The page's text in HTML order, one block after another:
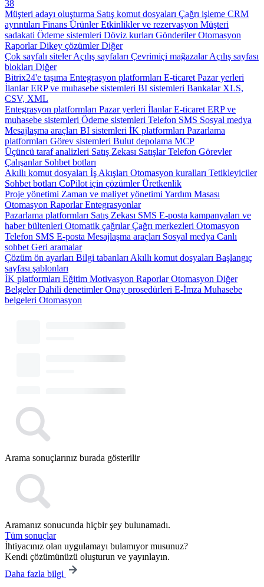
38
Müşteri adayı oluşturma Satış komut dosyaları Çağrı işleme CRM
ayrıntıları Finans Ürünler Etkinlikler ve rezervasyon Müşteri
sadakati Ödeme sistemleri Döviz kurları Gönderiler Otomasyon
Raporlar Dikey çözümler Diğer
Çok sayfalı siteler Açılış sayfaları Çevrimiçi mağazalar Açılış sayfası
blokları Diğer
Bitrix24'e taşıma Entegrasyon platformları E-ticaret Pazar yerleri
İlanlar ERP ve muhasebe sistemleri BI sistemleri Bankalar XLS,
CSV, XML
Entegrasyon platformları Pazar yerleri İlanlar E-ticaret ERP ve
muhasebe sistemleri Ödeme sistemleri Telefon SMS Sosyal medya
Mesajlaşma araçları BI sistemleri İK platformları Pazarlama
platformları Görev sistemleri Bulut depolama MCP
Üçüncü taraf analizleri Satış Zekası Satışlar Telefon Görevler
Çalışanlar Sohbet botları
Akıllı komut dosyaları İş Akışları Otomasyon kuralları Tetikleyiciler
Sohbet botları CoPilot için çözümler Üretkenlik
Proje yönetimi Zaman ve maliyet yönetimi Yardım Masası
Otomasyon Raporlar Entegrasyonlar
Pazarlama platformları Satış Zekası SMS E-posta kampanyaları ve
haber bültenleri Otomatik çağrılar Çağrı merkezleri Otomasyon
Telefon SMS E-posta Mesajlaşma araçları Sosyal medya Canlı
sohbet Geri aramalar
Çözüm ön ayarları Bilgi tabanları Akıllı komut dosyaları Başlangıç
sayfası şablonları
İK platformları Eğitim Motivasyon Raporlar Otomasyon Diğer
Belgeler Dahili denetimler Onay prosedürleri E-İmza Muhasebe
belgeleri Otomasyon
Arama sonuçlarınız burada gösterilir
Aramanız sonucunda hiçbir şey bulunamadı.
Tüm sonuçlar
İhtiyacınız olan uygulamayı bulamıyor musunuz?
Kendi çözümünüzü oluşturun ve yayınlayın.
Daha fazla bilgi